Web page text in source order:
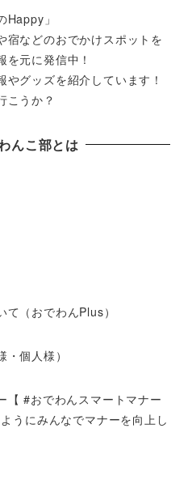
Happy」
宿などのおでかけスポットを
元に発信中！
グッズを紹介しています！
こうか？
んこ部とは
（おでわんPlus）
個人様）
【 #おでわんスマートマナー
うにみんなでマナーを向上し